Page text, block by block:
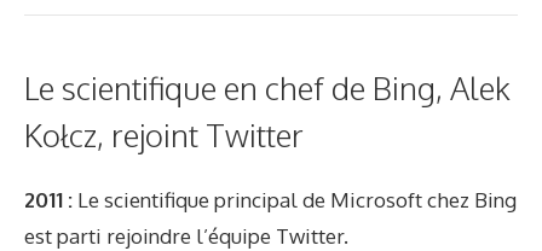
Le scientifique en chef de Bing, Alek
Kołcz, rejoint Twitter
2011 : Le scientifique principal de Microsoft chez Bing
est parti rejoindre l’équipe Twitter.